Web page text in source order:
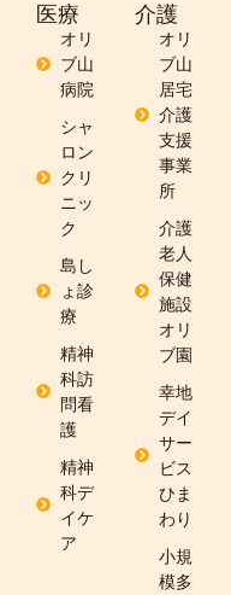
医療
オリ
ブ山
病院
シャ
ロン
クリ
ニッ
ク
島し
ょ診
療
精神
科訪
問看
護
精神
科デ
イケ
ア
介護
オリ
ブ山
居宅
介護
支援
事業
所
介護
老人
保健
施設
オリ
ブ園
幸地
デイ
サー
ビス
ひま
わり
小規
模多